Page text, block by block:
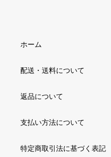
ホーム
配送・送料について
返品について
支払い方法について
特定商取引法に基づく表記